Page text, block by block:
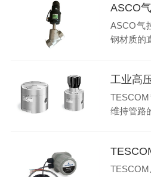
ASCO气
钢材质的
维持管路